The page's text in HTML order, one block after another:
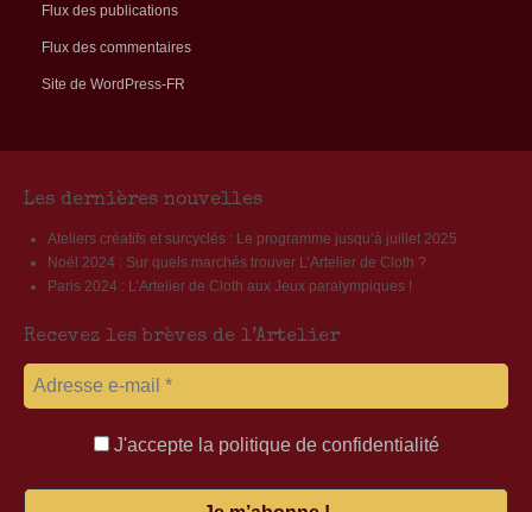
Flux des publications
Flux des commentaires
Site de WordPress-FR
Les dernières nouvelles
Ateliers créatifs et surcyclés : Le programme jusqu’à juillet 2025
Noël 2024 : Sur quels marchés trouver L’Artelier de Cloth ?
Paris 2024 : L’Artelier de Cloth aux Jeux paralympiques !
Recevez les brèves de l’Artelier
J'accepte la politique de confidentialité